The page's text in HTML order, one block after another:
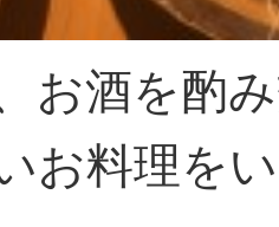
お酒を酌
お料理を